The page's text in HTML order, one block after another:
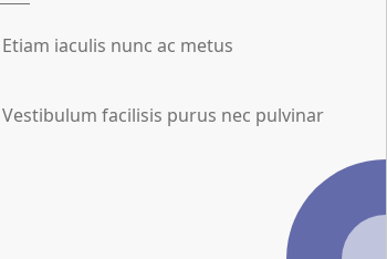
Etiam iaculis nunc ac metus
Vestibulum facilisis purus nec pulvinar